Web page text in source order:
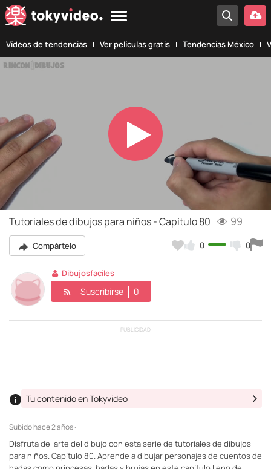
Vídeos de tendencias Ver películas gratis Tendencias México
Play
Video
Tutoriales de dibujos para niños - Capítulo 80 99
Compártelo 0 0
Dibujosfaciles
Suscribirse 0
PUBLICIDAD
Subidohace 2 años ·
Tu contenido en Tokyvideo
Disfruta del arte del dibujo con esta serie de tutoriales de dibujos
para niños. Capítulo 80. Aprende a dibujar personajes de cuentos de